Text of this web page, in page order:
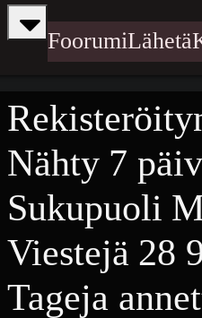
FoorumiLähetä
Nähty 7
Sukupuoli
Viestejä 28
Tageja